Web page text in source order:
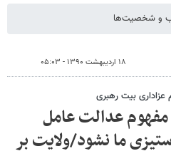
و شخصیت‌ها
۱۸ اردیبهشت ۱۳۹۰ - ۰۵:۰۳
عزاداری بیت رهبری
مفهوم عدالت عامل
ما نشود/ولایت بر